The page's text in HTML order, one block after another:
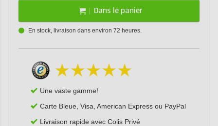
Dans le panier
En stock, livraison dans environ 72 heures.
Une vaste gamme!
Carte Bleue, Visa, American Express ou PayPal
Livraison rapide avec Colis Privé